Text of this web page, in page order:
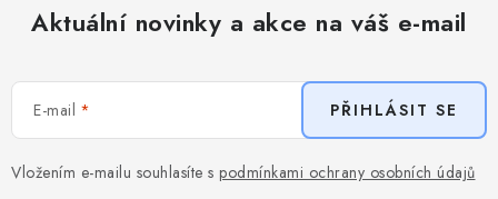
Aktuální novinky a akce na váš e-mail
E-mail
Vložením e-mailu souhlasíte s podmínkami ochrany osobních údajů
PŘIHLÁSIT SE